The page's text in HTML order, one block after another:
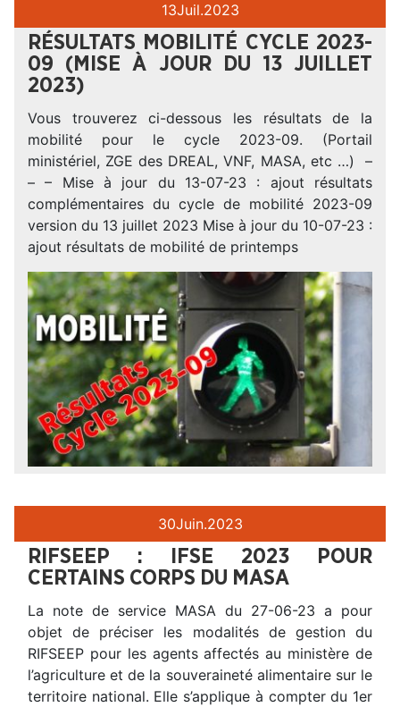
13Juil.2023
RÉSULTATS MOBILITÉ CYCLE 2023-
09 (MISE À JOUR DU 13 JUILLET
2023)
Vous trouverez ci-dessous les résultats de la
mobilité pour le cycle 2023-09. (Portail
ministériel, ZGE des DREAL, VNF, MASA, etc …) –
– – Mise à jour du 13-07-23 : ajout résultats
complémentaires du cycle de mobilité 2023-09
version du 13 juillet 2023 Mise à jour du 10-07-23 :
ajout résultats de mobilité de printemps
30Juin.2023
RIFSEEP : IFSE 2023 POUR
CERTAINS CORPS DU MASA
La note de service MASA du 27-06-23 a pour
objet de préciser les modalités de gestion du
RIFSEEP pour les agents affectés au ministère de
l’agriculture et de la souveraineté alimentaire sur le
territoire national. Elle s’applique à compter du 1er